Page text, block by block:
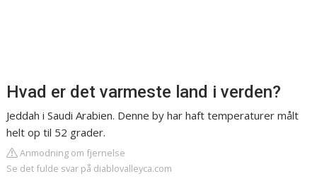
Hvad er det varmeste land i verden?
Jeddah i Saudi Arabien. Denne by har haft temperaturer målt
helt op til 52 grader.
Anmodning om fjernelse
Se det fulde svar på diablovalleyca.com